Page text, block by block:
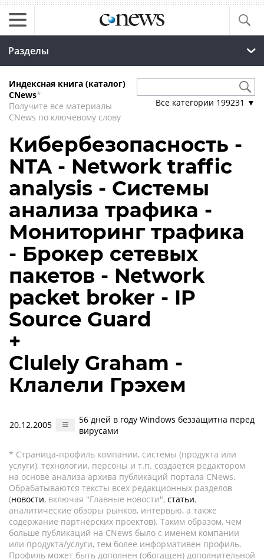
Разделы
Индексная книга (каталог)
CNews*
Получите все материалы
CNews по ключевому слову
Все категории 199231 ▼
Кибербезопасность -
NTA - Network traffic
analysis - Системы
анализа трафика -
Мониторинг трафика
- Брокер сетевых
пакетов - Network
packet broker - IP
Source Guard
+
Clulely Graham -
Клалели Грэхем
20.12.2005
56 дней в году Windows беззащитна перед
вирусами
* Страница-профиль компании, системы (продукта или
услуги), технологии, персоны и т.п. создается редактором
на основе анализа архива публикаций портала CNews.
Обрабатываются тексты всех редакционных разделов
(новости, включая "Главные новости", статьи,
аналитические обзоры рынков, интервью, а также
содержание партнёрских проектов). Таким образом, чем
больше публикаций на CNews было с именем компании
или продукта/услуги, тем более информативен профиль.
Профиль может быть дополнен (обогащен) дополнительной